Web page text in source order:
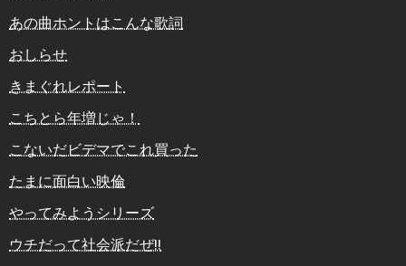
あの曲ホントはこんな歌詞
おしらせ
きまぐれレポート
こちとら年増じゃ！
こないだビデマでこれ買った
たまに面白い映倫
やってみようシリーズ
ウチだって社会派だぜ!!